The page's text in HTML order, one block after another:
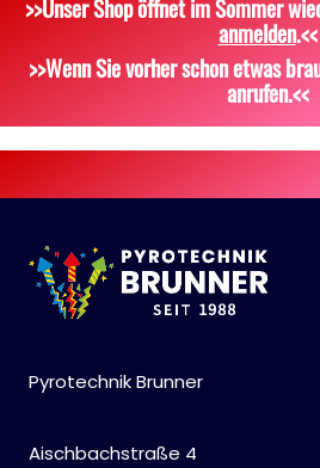
>>Unser Shop öffnet im Sommer
anmelden.<<
>>Wenn Sie vorher schon etwas
anrufen.<<
Pyrotechnik Brunner
Aischbachstraße 4